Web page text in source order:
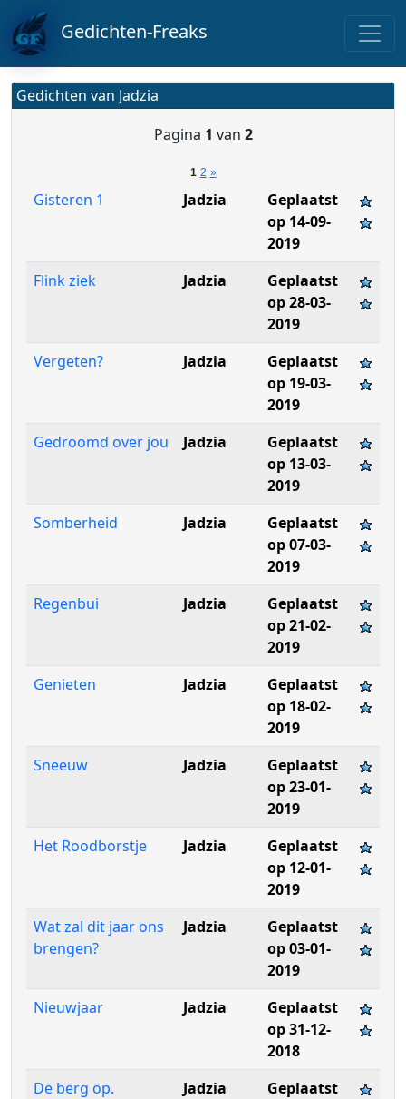
Gedichten-Freaks
Gedichten van Jadzia
Pagina 1 van 2
1 2 »
Gisteren 1 Jadzia
Geplaatst
op 14-09-
2019
Flink ziek
Jadzia
Geplaatst
op 28-03-
2019
Vergeten?
Jadzia
Geplaatst
op 19-03-
2019
Gedroomd over jou
Jadzia
Geplaatst
op 13-03-
2019
Somberheid
Jadzia
Geplaatst
op 07-03-
2019
Regenbui
Jadzia
Geplaatst
op 21-02-
2019
Genieten
Jadzia
Geplaatst
op 18-02-
2019
Sneeuw
Jadzia
Geplaatst
op 23-01-
2019
Het Roodborstje
Jadzia
Geplaatst
op 12-01-
2019
Wat zal dit jaar ons
brengen?
Jadzia
Geplaatst
op 03-01-
2019
Nieuwjaar
Jadzia
Geplaatst
op 31-12-
2018
De berg op.
Jadzia
Geplaatst